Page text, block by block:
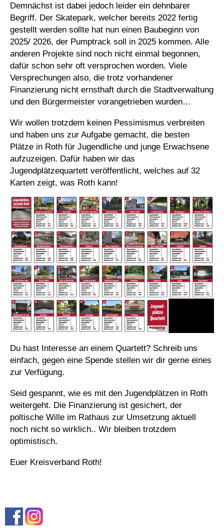
Demnächst ist dabei jedoch leider ein dehnbarer
Begriff. Der Skatepark, welcher bereits 2022 fertig
gestellt werden sollte hat nun einen Baubeginn von
2025/ 2026, der Pumptrack soll in 2025 kommen. Alle
anderen Projekte sind noch nicht einmal begonnen,
dafür schon sehr oft versprochen worden. Viele
Versprechungen also, die trotz vorhandener
Finanzierung nicht ernsthaft durch die Stadtverwaltung
und den Bürgermeister vorangetrieben wurden…
Wir wollen trotzdem keinen Pessimismus verbreiten
und haben uns zur Aufgabe gemacht, die besten
Plätze in Roth für Jugendliche und junge Erwachsene
aufzuzeigen. Dafür haben wir das
Jugendplätzequartett veröffentlicht, welches auf 32
Karten zeigt, was Roth kann!
Du hast Interesse an einem Quartett? Schreib uns
einfach, gegen eine Spende stellen wir dir gerne eines
zur Verfügung.
Seid gespannt, wie es mit den Jugendplätzen in Roth
weitergeht. Die Finanzierung ist gesichert, der
poltische Wille im Rathaus zur Umsetzung aktuell
noch nicht so wirklich.. Wir bleiben trotzdem
optimistisch.
Euer Kreisverband Roth!